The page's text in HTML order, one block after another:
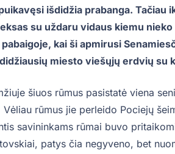
išdidžia prabanga. Tačiau
su uždaru vidaus kiemu
kai ši apmirusi
miesto viešųjų erdvių su
šiuos rūmus pasistatė viena
Vėliau rūmus jie perleido Pociejų
savininkams rūmai buvo
patys čia negyveno, bet